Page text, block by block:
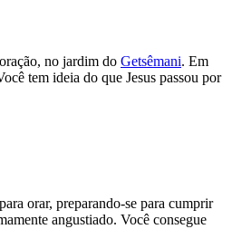
no jardim do Getsêmani. Em
tem ideia do que Jesus passou por
para orar, preparando-se para cumprir
angustiado. Você consegue